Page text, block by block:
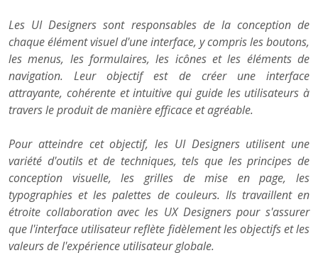
Les UI Designers sont responsables de la conception de
chaque élément visuel d'une interface, y compris les boutons,
les menus, les formulaires, les icônes et les éléments de
navigation. Leur objectif est de créer une interface
attrayante, cohérente et intuitive qui guide les utilisateurs à
travers le produit de manière efficace et agréable.
Pour atteindre cet objectif, les UI Designers utilisent une
variété d'outils et de techniques, tels que les principes de
conception visuelle, les grilles de mise en page, les
typographies et les palettes de couleurs. Ils travaillent en
étroite collaboration avec les UX Designers pour s'assurer
que l'interface utilisateur reflète fidèlement les objectifs et les
valeurs de l'expérience utilisateur globale.